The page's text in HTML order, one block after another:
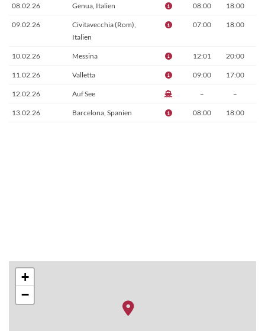
08.02.26 Genua, Italien 08:00 18:00
09.02.26
Civitavecchia (Rom),
Italien
07:00 18:00
10.02.26 Messina 12:01 20:00
11.02.26 Valletta 09:00 17:00
12.02.26 Auf See – –
13.02.26 Barcelona, Spanien 08:00 18:00
+
−